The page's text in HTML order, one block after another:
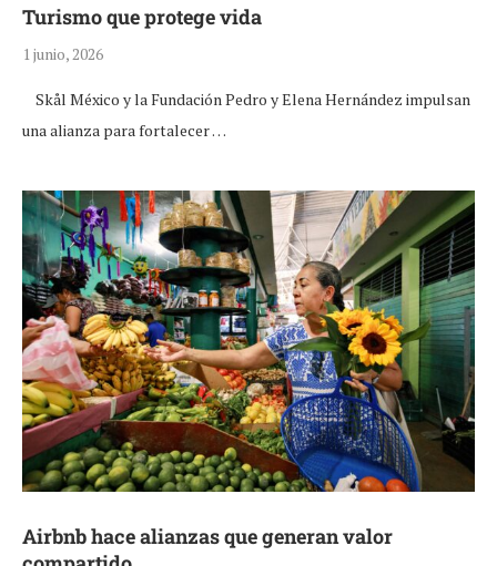
Turismo que protege vida
1 junio, 2026
Skål México y la Fundación Pedro y Elena Hernández impulsan
una alianza para fortalecer …
Airbnb hace alianzas que generan valor